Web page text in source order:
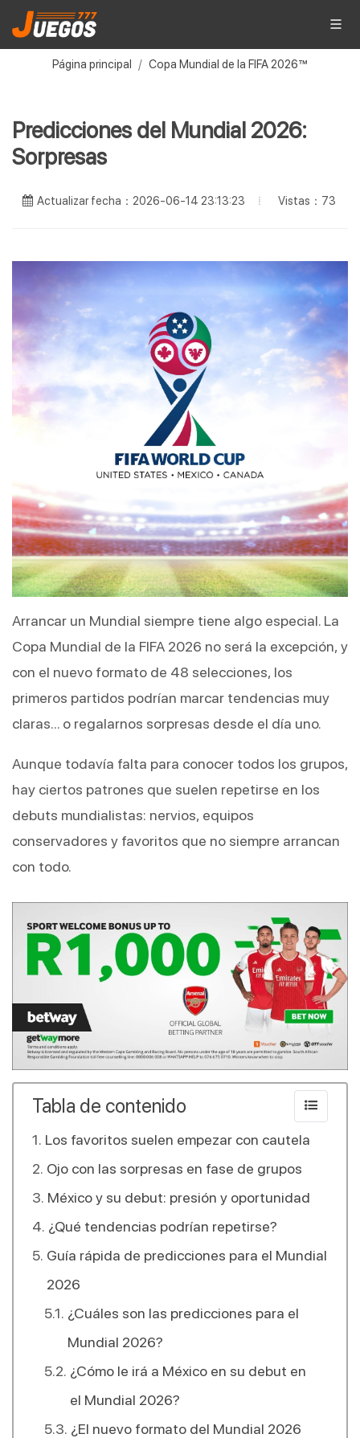
Página principal Copa Mundial de la FIFA 2026™
Predicciones del Mundial 2026:
Sorpresas
Actualizar fecha：2026-06-14 23:13:23 Vistas：73
Arrancar un Mundial siempre tiene algo especial. La
Copa Mundial de la FIFA 2026 no será la excepción, y
con el nuevo formato de 48 selecciones, los
primeros partidos podrían marcar tendencias muy
claras… o regalarnos sorpresas desde el día uno.
Aunque todavía falta para conocer todos los grupos,
hay ciertos patrones que suelen repetirse en los
debuts mundialistas: nervios, equipos
conservadores y favoritos que no siempre arrancan
con todo.
Tabla de contenido
Los favoritos suelen empezar con cautela
Ojo con las sorpresas en fase de grupos
México y su debut: presión y oportunidad
¿Qué tendencias podrían repetirse?
Guía rápida de predicciones para el Mundial
2026
¿Cuáles son las predicciones para el
Mundial 2026?
¿Cómo le irá a México en su debut en
el Mundial 2026?
¿El nuevo formato del Mundial 2026